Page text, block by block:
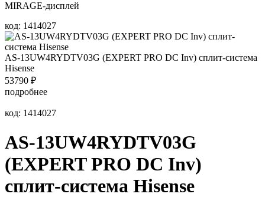
MIRAGE-дисплей
код: 1414027
AS-13UW4RYDTV03G (EXPERT PRO DC Inv) сплит-система
Hisense
53790 ₽
подробнее
код: 1414027
AS-13UW4RYDTV03G
(EXPERT PRO DC Inv)
сплит-система Hisense